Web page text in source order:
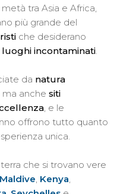
tra Asia e Africa,
più grande del
che desiderano
luoghi incontaminati.
da natura
ma anche siti
, e le
offrono tutto quanto
unica.
che si trovano vere
Maldive, Kenya,